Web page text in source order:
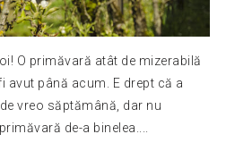
O primăvară atât de mizerabilă
avut până acum. E drept că a
vreo săptămână, dar nu
de-a binelea....